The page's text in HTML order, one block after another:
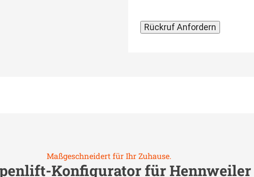
Maßgeschneidert für Ihr Zuhause.
Konfigurator fürHennweiler